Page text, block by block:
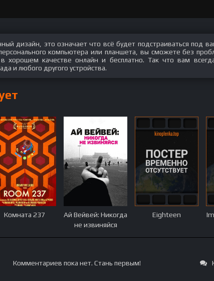
дизайн, это означает что всё будет подстраиваться под
компьютера или планшета, вы сможете без
качестве онлайн и бесплатно. Так что вам
и любого другого устройства.
Комната 237
Ай Вейвей: Никогда
не извиняйся
Eighteen
Комментариев пока нет. Стань первым!